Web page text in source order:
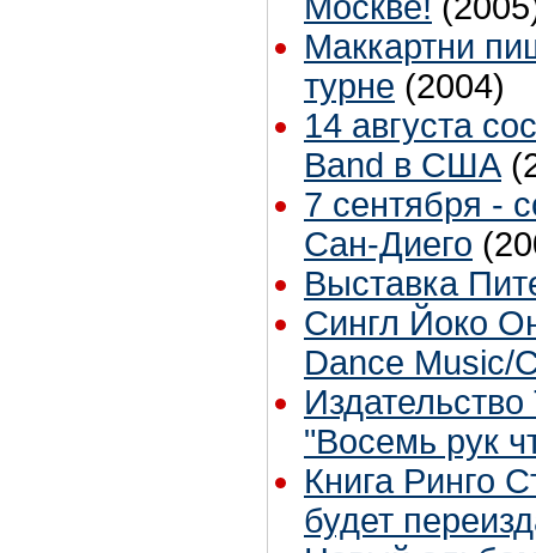
Маккартни
турне (2004)
14 августа
Band в США
7 сентября -
Сан-Диего
Выставка
Сингл Йоко
Dance Music/
"Восемь рук
Книга Ринго
будет